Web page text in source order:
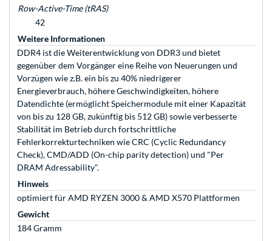
Row-Active-Time (tRAS)
42
Weitere Informationen
DDR4 ist die Weiterentwicklung von DDR3 und bietet
gegenüber dem Vorgänger eine Reihe von Neuerungen und
Vorzügen wie z.B. ein bis zu 40% niedrigerer
Energieverbrauch, höhere Geschwindigkeiten, höhere
Datendichte (ermöglicht Speichermodule mit einer Kapazität
von bis zu 128 GB, zukünftig bis 512 GB) sowie verbesserte
Stabilität im Betrieb durch fortschrittliche
Fehlerkorrekturtechniken wie CRC (Cyclic Redundancy
Check), CMD/ADD (On-chip parity detection) und "Per
DRAM Adressability".
Hinweis
optimiert für AMD RYZEN 3000 & AMD X570 Plattformen
Gewicht
184 Gramm